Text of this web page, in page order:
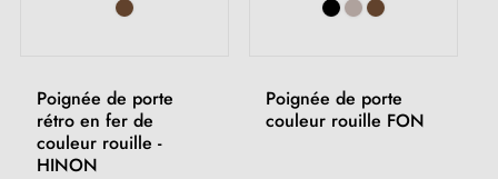
Poignée de porte
rétro en fer de
couleur rouille -
HINON
Poignée de porte
couleur rouille FON